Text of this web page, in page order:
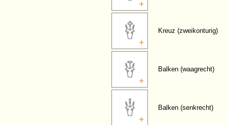
Kreuz (zweikonturig)
Balken (waagrecht)
Balken (senkrecht)